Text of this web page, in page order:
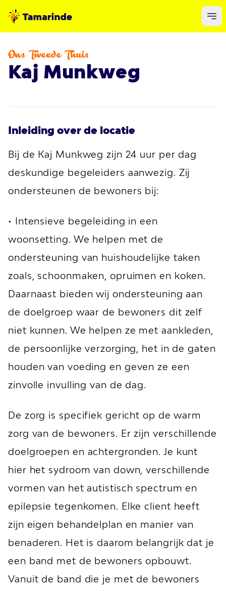
Ons Tweede Thuis
Kaj Munkweg
Inleiding over de locatie
Bij de Kaj Munkweg zijn 24 uur per dag
deskundige begeleiders aanwezig. Zij
ondersteunen de bewoners bij:
• Intensieve begeleiding in een
woonsetting. We helpen met de
ondersteuning van huishoudelijke taken
zoals, schoonmaken, opruimen en koken.
Daarnaast bieden wij ondersteuning aan
de doelgroep waar de bewoners dit zelf
niet kunnen. We helpen ze met aankleden,
de persoonlijke verzorging, het in de gaten
houden van voeding en geven ze een
zinvolle invulling van de dag.
De zorg is specifiek gericht op de warm
zorg van de bewoners. Er zijn verschillende
doelgroepen en achtergronden. Je kunt
hier het sydroom van down, verschillende
vormen van het autistisch spectrum en
epilepsie tegenkomen. Elke client heeft
zijn eigen behandelplan en manier van
benaderen. Het is daarom belangrijk dat je
een band met de bewoners opbouwt.
Vanuit de band die je met de bewoners